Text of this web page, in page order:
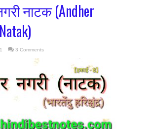
नाटक (Andher
3 Comments